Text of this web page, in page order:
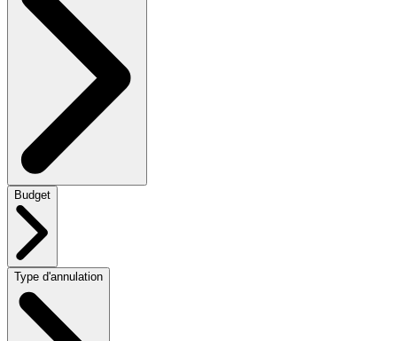
Budget
Type d'annulation